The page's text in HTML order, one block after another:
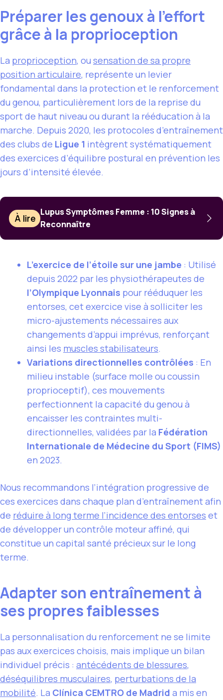
Préparer les genoux à l’effort
grâce à la proprioception
La proprioception, ou sensation de sa propre
position articulaire, représente un levier
fondamental dans la protection et le renforcement
du genou, particulièrement lors de la reprise du
sport de haut niveau ou durant la rééducation à la
marche. Depuis 2020, les protocoles d’entraînement
des clubs de Ligue 1 intègrent systématiquement
des exercices d’équilibre postural en prévention les
jours d’intensité élevée.
À lire
Lupus Symptômes Femme : 10 Signes à
Reconnaître
L’exercice de l’étoile sur une jambe : Utilisé
depuis 2022 par les physiothérapeutes de
l’Olympique Lyonnais pour rééduquer les
entorses, cet exercice vise à solliciter les
micro-ajustements nécessaires aux
changements d’appui imprévus, renforçant
ainsi les muscles stabilisateurs.
Variations directionnelles contrôlées : En
milieu instable (surface molle ou coussin
proprioceptif), ces mouvements
perfectionnent la capacité du genou à
encaisser les contraintes multi-
directionnelles, validées par la Fédération
Internationale de Médecine du Sport (FIMS)
en 2023.
Nous recommandons l’intégration progressive de
ces exercices dans chaque plan d’entraînement afin
de réduire à long terme l’incidence des entorses et
de développer un contrôle moteur affiné, qui
constitue un capital santé précieux sur le long
terme.
Adapter son entraînement à
ses propres faiblesses
La personnalisation du renforcement ne se limite
pas aux exercices choisis, mais implique un bilan
individuel précis : antécédents de blessures,
déséquilibres musculaires, perturbations de la
mobilité. La Clínica CEMTRO de Madrid a mis en